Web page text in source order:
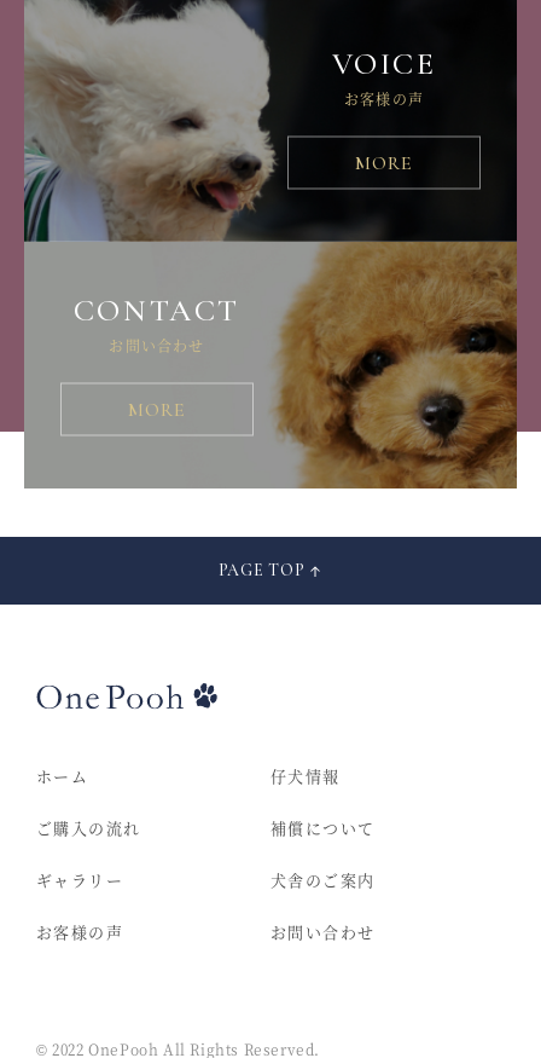
VOICE
お客様の声
MORE
CONTACT
お問い合わせ
MORE
PAGE TOP
ホーム 仔犬情報
ご購入の流れ 補償について
ギャラリー 犬舎のご案内
お客様の声 お問い合わせ
© 2022 OnePooh All Rights Reserved.